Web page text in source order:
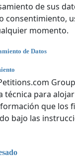
de sus
consentimiento,
momento.
de Datos
técnica para
que los
bajo las